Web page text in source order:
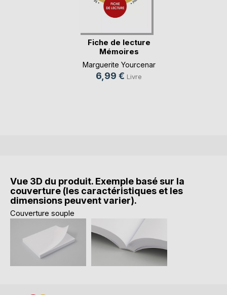
Fiche de lecture
Mémoires
d'Hadrie(...)
Marguerite Yourcenar
6,99 € Livre
Vue 3D du produit. Exemple basé sur la
couverture (les caractéristiques et les
dimensions peuvent varier).
Couverture souple